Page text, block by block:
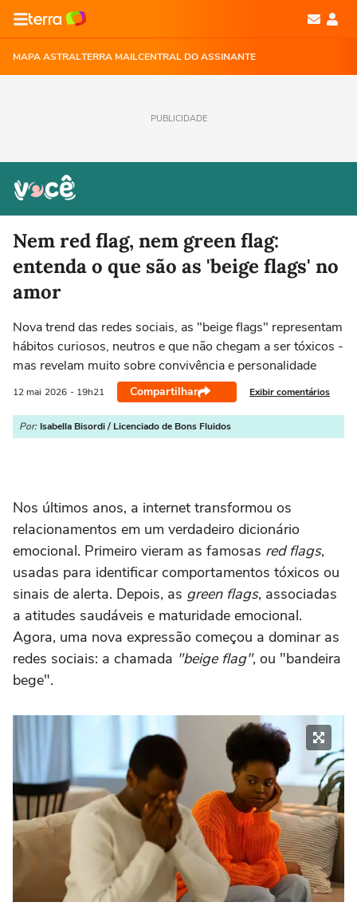
MAPA ASTRALTERRA MAILCENTRAL DO ASSINANTE
PUBLICIDADE
Nem red flag, nem green flag:
entenda o que são as 'beige flags' no
amor
Nova trend das redes sociais, as "beige flags" representam
hábitos curiosos, neutros e que não chegam a ser tóxicos -
mas revelam muito sobre convivência e personalidade
12 mai 2026 - 19h21 Compartilhar Exibir comentários
Por: Isabella Bisordi / Licenciado de Bons Fluidos
Nos últimos anos, a internet transformou os
relacionamentos em um verdadeiro dicionário
emocional. Primeiro vieram as famosas red flags,
usadas para identificar comportamentos tóxicos ou
sinais de alerta. Depois, as green flags, associadas
a atitudes saudáveis e maturidade emocional.
Agora, uma nova expressão começou a dominar as
redes sociais: a chamada "beige flag", ou "bandeira
bege".